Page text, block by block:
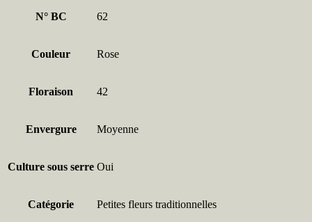
N° BC 62
Couleur Rose
Floraison 42
Envergure Moyenne
Culture sous serre Oui
Catégorie Petites fleurs traditionnelles